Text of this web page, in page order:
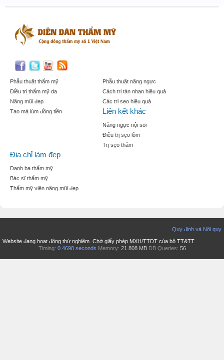
Phẫu thuật thẩm mỹ
Điều trị thẩm mỹ da
Nâng mũi đẹp
Tạo mà lúm đồng tiền
Phẫu thuật nâng ngực
Cách trị tàn nhan hiệu quả
Các trị sẹo hiệu quả
Liên kết khác
Nâng ngực nội soi
Điều trị sẹo lõm
Trị sẹo thâm
Địa chỉ làm đẹp
Danh bạ thẩm mỹ
Bác sĩ thẩm mỹ
Thẩm mỹ viện nâng mũi đẹp
Quy định và Nội quy
Website đang hoạt động thử nghiệm. Chờ giấy phép MXH/TTDT của bộ TT&TT.
Timing: 0.4698 seconds Memory: 21.808 MB DB Queries: 56